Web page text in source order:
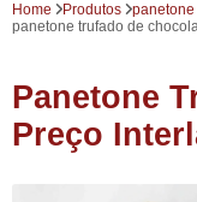
Home Produtos
panetone trufado de
Panetone
Preço